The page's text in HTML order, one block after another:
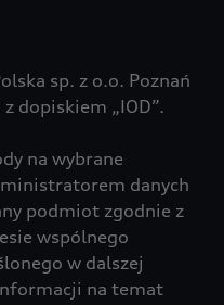
sp. z o.o. Poznań
dopiskiem „IOD”.
na wybrane
danych
podmiot zgodnie z
wspólnego
w dalszej
na temat